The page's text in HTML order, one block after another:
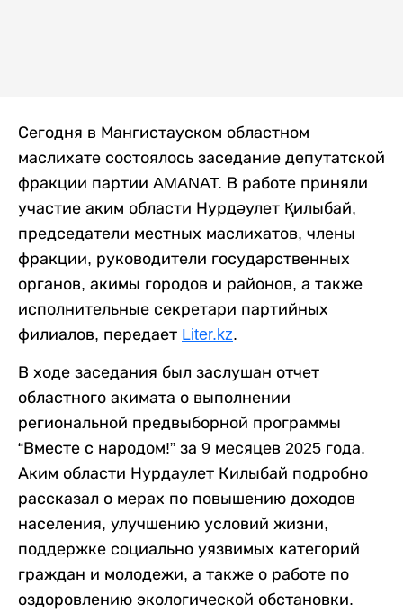
Сегодня в Мангистауском областном
маслихате состоялось заседание депутатской
фракции партии AMANAT. В работе приняли
участие аким области Нурдәулет Қилыбай,
председатели местных маслихатов, члены
фракции, руководители государственных
органов, акимы городов и районов, а также
исполнительные секретари партийных
филиалов, передает Liter.kz.
В ходе заседания был заслушан отчет
областного акимата о выполнении
региональной предвыборной программы
“Вместе с народом!” за 9 месяцев 2025 года.
Аким области Нурдаулет Килыбай подробно
рассказал о мерах по повышению доходов
населения, улучшению условий жизни,
поддержке социально уязвимых категорий
граждан и молодежи, а также о работе по
оздоровлению экологической обстановки.